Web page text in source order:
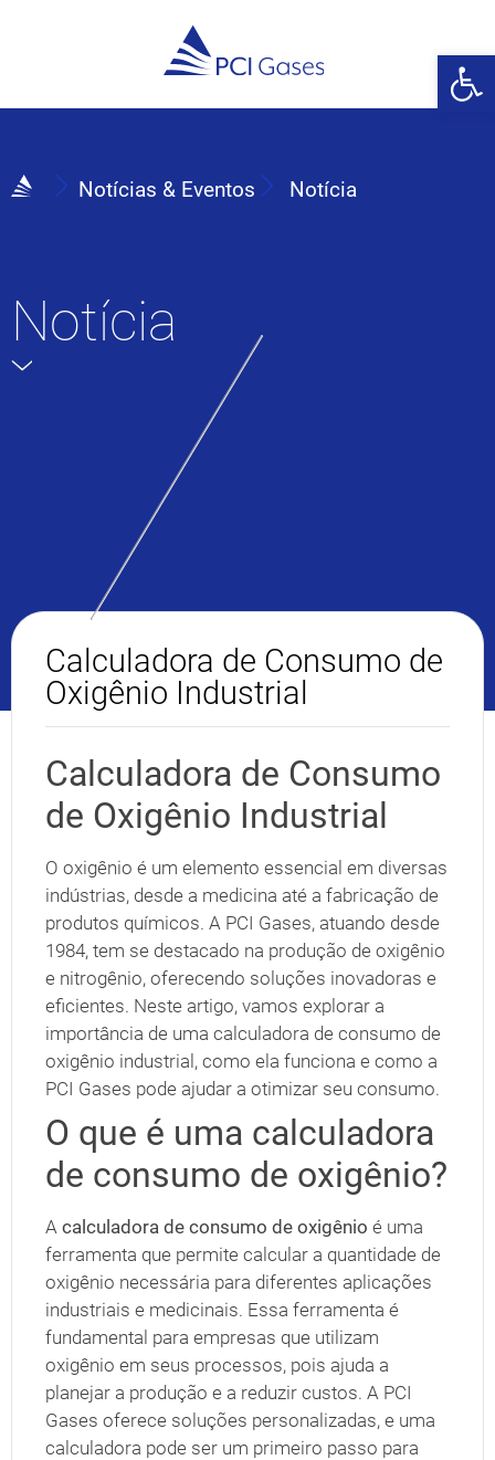
Notícias & Eventos Notícia
Notícia
Calculadora de Consumo de
Oxigênio Industrial
Calculadora de Consumo
de Oxigênio Industrial
O oxigênio é um elemento essencial em diversas
indústrias, desde a medicina até a fabricação de
produtos químicos. A PCI Gases, atuando desde
1984, tem se destacado na produção de oxigênio
e nitrogênio, oferecendo soluções inovadoras e
eficientes. Neste artigo, vamos explorar a
importância de uma calculadora de consumo de
oxigênio industrial, como ela funciona e como a
PCI Gases pode ajudar a otimizar seu consumo.
O que é uma calculadora
de consumo de oxigênio?
A calculadora de consumo de oxigênio é uma
ferramenta que permite calcular a quantidade de
oxigênio necessária para diferentes aplicações
industriais e medicinais. Essa ferramenta é
fundamental para empresas que utilizam
oxigênio em seus processos, pois ajuda a
planejar a produção e a reduzir custos. A PCI
Gases oferece soluções personalizadas, e uma
calculadora pode ser um primeiro passo para
Abrir